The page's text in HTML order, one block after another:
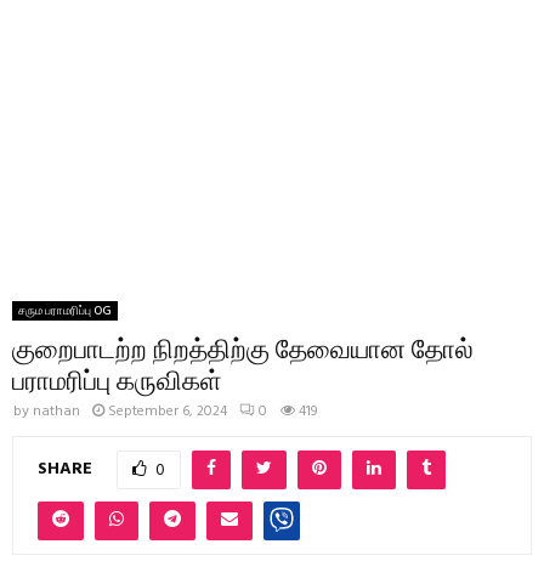
சரும பராமரிப்பு OG
குறைபாடற்ற நிறத்திற்கு தேவையான தோல்
பராமரிப்பு கருவிகள்
by nathan September 6, 2024 0 419
SHARE 0